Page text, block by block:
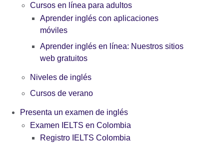
Cursos en línea para adultos
Aprender inglés con aplicaciones
móviles
Aprender inglés en línea: Nuestros sitios
web gratuitos
Niveles de inglés
Cursos de verano
Presenta un examen de inglés
Examen IELTS en Colombia
Registro IELTS Colombia